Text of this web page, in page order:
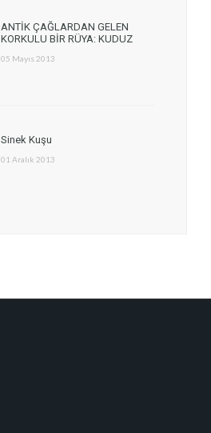
ANTİK ÇAĞLARDAN GELEN
KORKULU BİR RÜYA: KUDUZ
05 Mayıs 2013
Sinek Kuşu
01 Aralık 2013